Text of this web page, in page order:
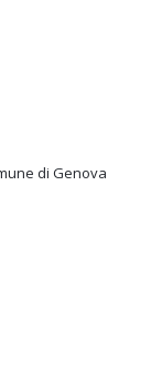
di Genova